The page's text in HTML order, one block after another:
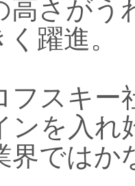
高さがう
躍進。
フスキー
ンを入れ
界では